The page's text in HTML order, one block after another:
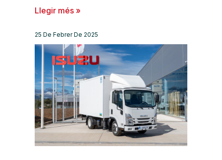
Llegir més »
25 De Febrer De 2025